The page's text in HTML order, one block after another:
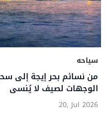
سياحه
من نسائم بحر إيجة إلى
الوجهات لصيف لا يُنسى
20, Jul 2026